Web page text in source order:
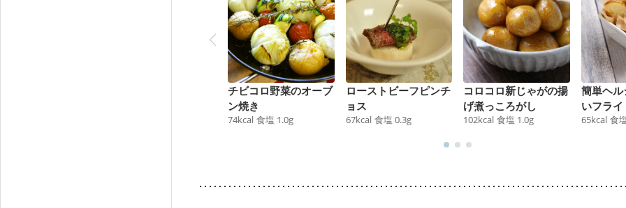
チビコロ野菜のオーブ
ン焼き
74kcal 食塩 1.0g
ローストビーフピンチ
ョス
67kcal 食塩 0.3g
コロコロ新じゃがの揚
げ煮っころがし
102kcal 食塩 1.0g
簡単ヘ
いフライ
65kcal 食